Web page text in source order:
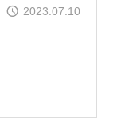
2023.07.10